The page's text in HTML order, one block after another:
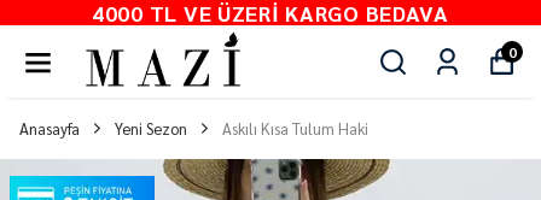
4000 TL VE ÜZERI KARGO BEDAVA
0
Anasayfa Yeni Sezon Askılı Kısa Tulum Haki